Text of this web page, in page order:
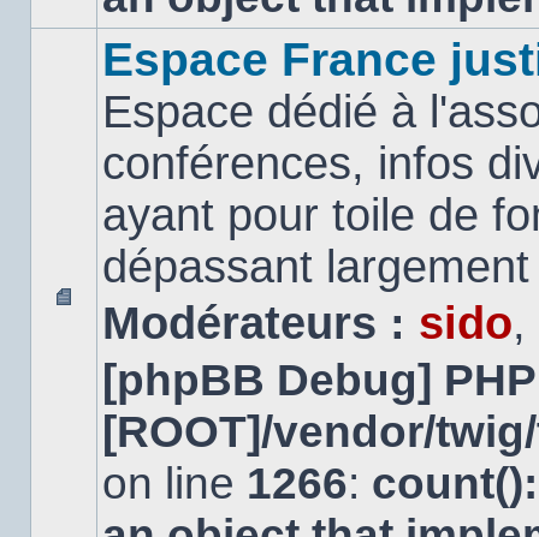
Aucun
message
non
Espace France
Espace dédié à
conférences, infos
ayant pour toile de
dépassant
Modérateurs : sido,
[phpBB Debug]
[ROOT]/vendor/
on line 1266: